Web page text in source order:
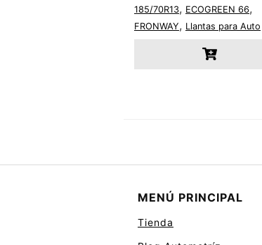
185/70R13, ECOGREEN 66,
FRONWAY, Llantas para Auto
MENÚ PRINCIPAL
Tienda